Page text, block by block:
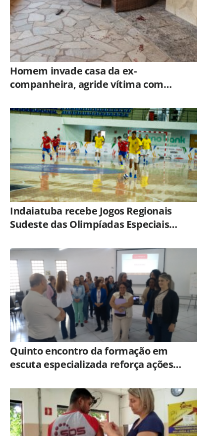
Homem invade casa da ex-
companheira, agride vítima com
GCM de Limeira
Indaiatuba recebe Jogos Regionais
Sudeste das Olimpíadas Especiais
Quinto encontro da formação em
escuta especializada reforça ações
adolescentes em Americana